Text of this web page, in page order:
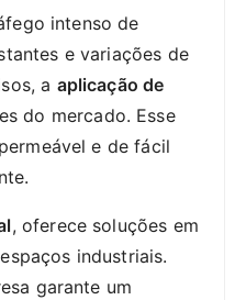
intenso de
e variações de
a aplicação de
do mercado. Esse
e de fácil
, oferece soluções em
industriais.
garante um